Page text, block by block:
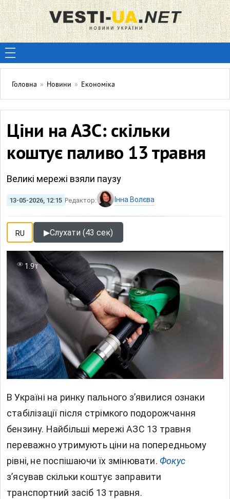
Головна » Новини » Економіка
Ціни на АЗС: скільки
коштує паливо 13 травня
Великі мережі взяли паузу
13-05-2026, 12:15 Редактор: Інна Волєва
RU ▶Слухати (43 сек)
1.9т
В Україні на ринку пального з’явилися ознаки
стабілізації після стрімкого подорожчання
бензину. Найбільші мережі АЗС 13 травня
переважно утримують ціни на попередньому
рівні, не поспішаючи їх змінювати. Фокус
з’ясував скільки коштує заправити
транспортний засіб 13 травня.